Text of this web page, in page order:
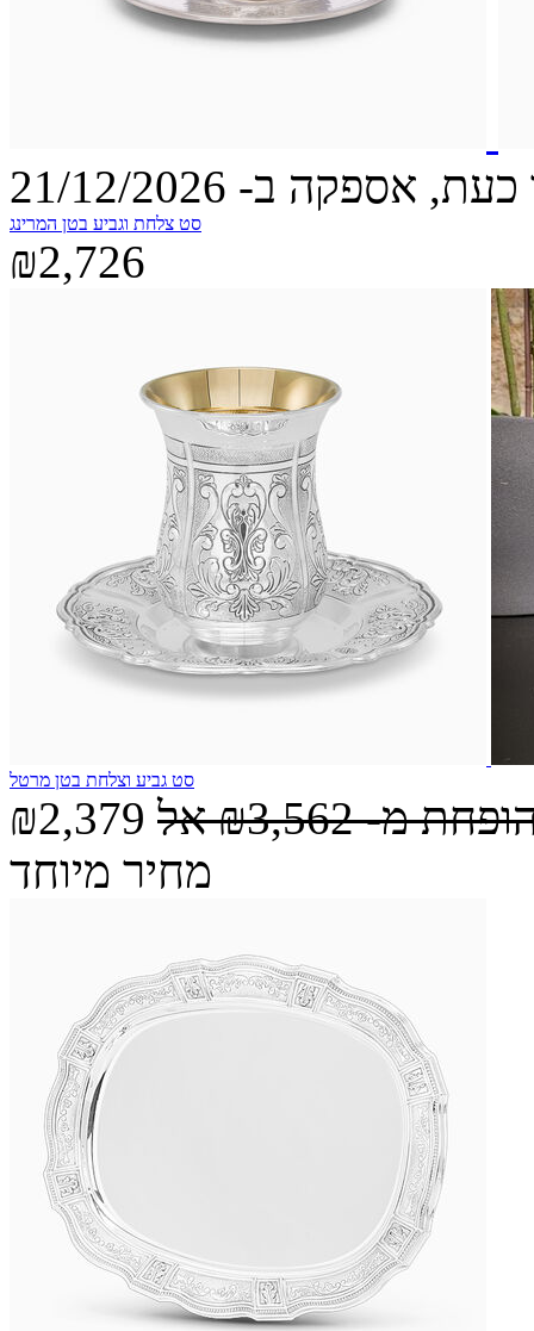
אספקה ב- 21/12/2026
סט צלחת וגביע בטן המרינג
₪2,726
סט גביע וצלחת בטן מרטל
₪2,379 מ-₪3,562 אל
מחיר מיוחד